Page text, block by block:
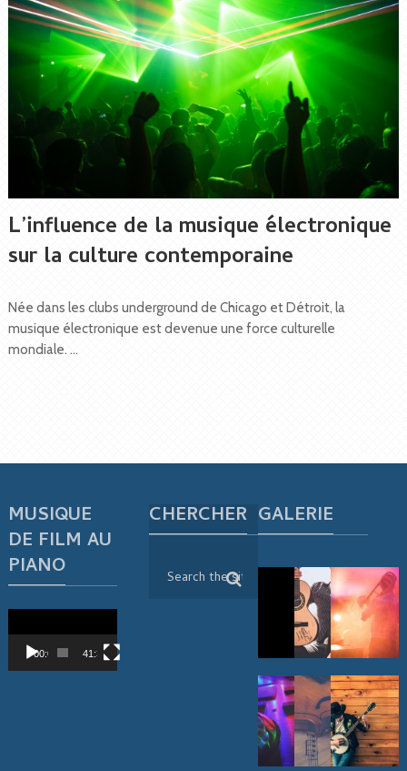
L’influence de la musique électronique
sur la culture contemporaine
Née dans les clubs underground de Chicago et Détroit, la
musique électronique est devenue une force culturelle
mondiale. …
MUSIQUE
DE FILM AU
PIANO
vidéo
00:00 41:38
CHERCHER GALERIE